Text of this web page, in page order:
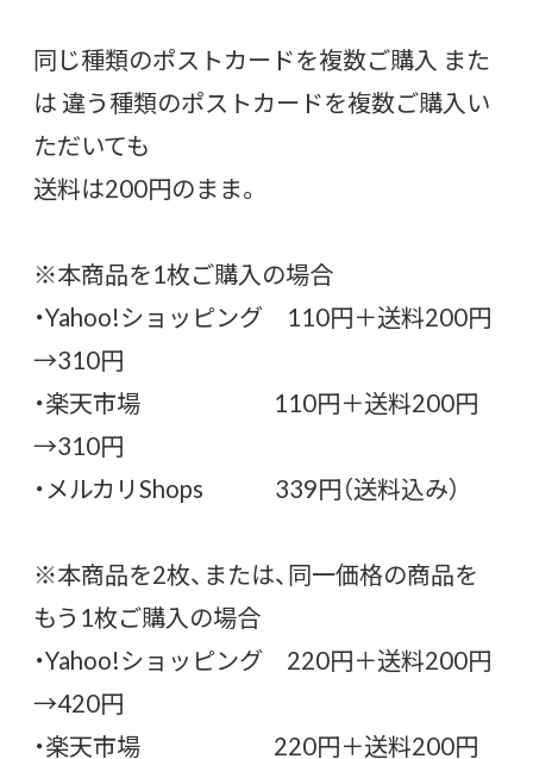
同じ種類のポストカードを複数ご購入 また
は 違う種類のポストカードを複数ご購入い
ただいても
送料は200円のまま。
※本商品を1枚ご購入の場合
・Yahoo!ショッピング 110円＋送料200円
→310円
・楽天市場 110円＋送料200円
→310円
・メルカリShops 339円（送料込み）
※本商品を2枚、または、同一価格の商品を
もう1枚ご購入の場合
・Yahoo!ショッピング 220円＋送料200円
→420円
・楽天市場 220円＋送料200円